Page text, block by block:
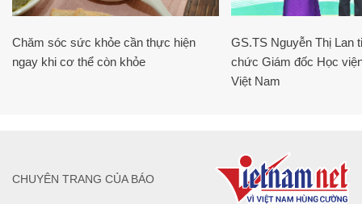
Chăm sóc sức khỏe cần thực hiện
ngay khi cơ thể còn khỏe
GS.TS Nguyễn Thị Lan
chức Giám đốc Học
Việt Nam
CHUYÊN TRANG CỦA BÁO